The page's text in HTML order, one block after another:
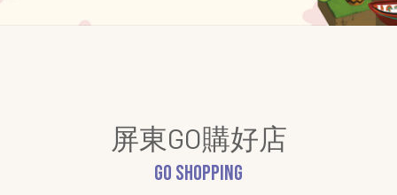
屏東GO購好店
GO Shopping